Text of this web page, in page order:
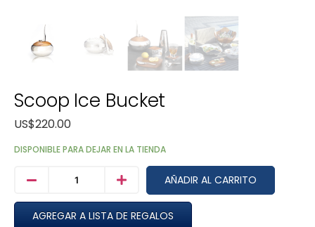
Scoop Ice Bucket
US$220.00
DISPONIBLE PARA DEJAR EN LA TIENDA
AÑADIR AL CARRITO
AGREGAR A LISTA DE REGALOS